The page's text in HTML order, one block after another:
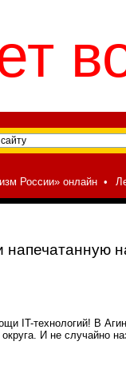
России» онлайн •
IT-технологий! В
округа. И не случайно